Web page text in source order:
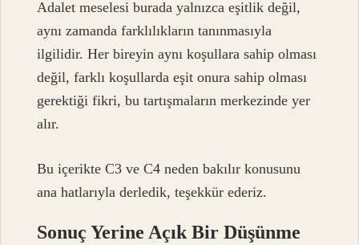
Adalet meselesi burada yalnızca eşitlik değil,
aynı zamanda farklılıkların tanınmasıyla
ilgilidir. Her bireyin aynı koşullara sahip olması
değil, farklı koşullarda eşit onura sahip olması
gerektiği fikri, bu tartışmaların merkezinde yer
alır.
Bu içerikte C3 ve C4 neden bakılır konusunu
ana hatlarıyla derledik, teşekkür ederiz.
Sonuç Yerine Açık Bir Düşünme